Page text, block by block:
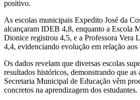
positivo.
As escolas municipais Expedito José da
alcançaram IDEB 4,8, enquanto a Escola
Dionice registrou 4,5, e a Professora Vera
4,4, evidenciando evolução em relação aos
Os dados revelam que diversas escolas
resultados históricos, demonstrando que as
Secretaria Municipal de Educação vêm
concretos na aprendizagem dos estudantes.